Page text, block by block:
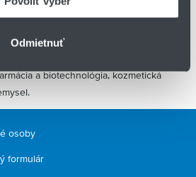
Odmietnuť
- PopUp Clean je konštruovaný pre
a biotechnológia, kozmetická
osoby
formulár